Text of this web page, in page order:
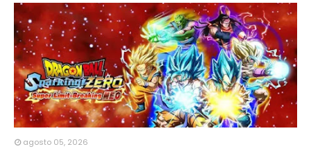
agosto 05, 2026